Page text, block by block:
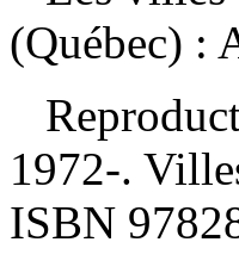
(Québec) :
1972-.
ISBN